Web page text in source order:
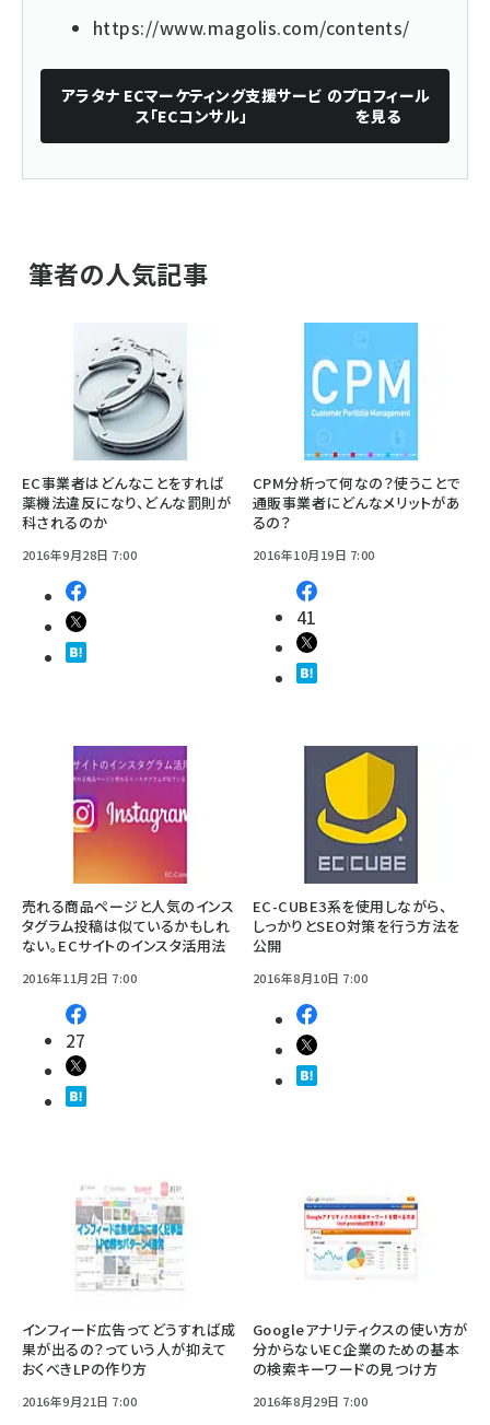
https://www.magolis.com/contents/
アラタナ ECマーケティング支援サービ
ス「ECコンサル」
のプロフィール
を見る
筆者の人気記事
EC事業者はどんなことをすれば
薬機法違反になり、どんな罰則が
科されるのか
2016年9月28日 7:00
CPM分析って何なの？使うことで
通販事業者にどんなメリットがあ
るの？
2016年10月19日 7:00
41
売れる商品ページと人気のインス
タグラム投稿は似ているかもしれ
ない。ECサイトのインスタ活用法
2016年11月2日 7:00
27
EC-CUBE3系を使用しながら、
しっかりとSEO対策を行う方法を
公開
2016年8月10日 7:00
インフィード広告ってどうすれば成
果が出るの？っていう人が抑えて
おくべきLPの作り方
2016年9月21日 7:00
Googleアナリティクスの使い方が
分からないEC企業のための基本
の検索キーワードの見つけ方
2016年8月29日 7:00